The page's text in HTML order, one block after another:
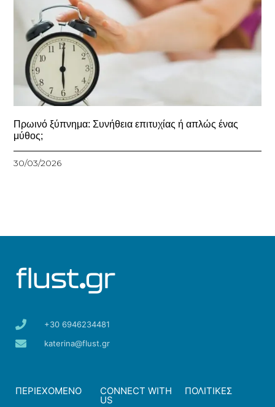
Πρωινό ξύπνημα: Συνήθεια επιτυχίας ή απλώς ένας
μύθος;
30/03/2026
+30 6946234481
katerina@flust.gr
ΠΕΡΙΕΧΟΜΕΝΟ CONNECT WITH
US
ΠΟΛΙΤΙΚΕΣ